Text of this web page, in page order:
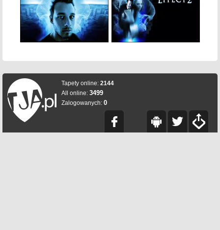
Tapety online: 2144
All online: 3499
Zalogowanych: 0